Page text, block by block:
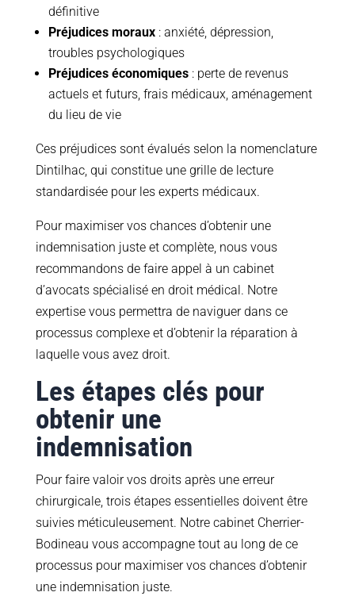
définitive
Préjudices moraux: anxiété, dépression,
troubles psychologiques
Préjudices économiques: perte de revenus
actuels et futurs, frais médicaux, aménagement
du lieu de vie
Ces préjudices sont évalués selon la nomenclature
Dintilhac, qui constitue une grille de lecture
standardisée pour les experts médicaux.
Pour maximiser vos chances d’obtenir une
indemnisation juste et complète, nous vous
recommandons de faire appel à un cabinet
d’avocats spécialisé en droit médical. Notre
expertise vous permettra de naviguer dans ce
processus complexe et d’obtenir la réparation à
laquelle vous avez droit.
Les étapes clés pour
obtenir une
indemnisation
Pour faire valoir vos droits après une erreur
chirurgicale, trois étapes essentielles doivent être
suivies méticuleusement. Notre cabinet Cherrier-
Bodineau vous accompagne tout au long de ce
processus pour maximiser vos chances d’obtenir
une indemnisation juste.